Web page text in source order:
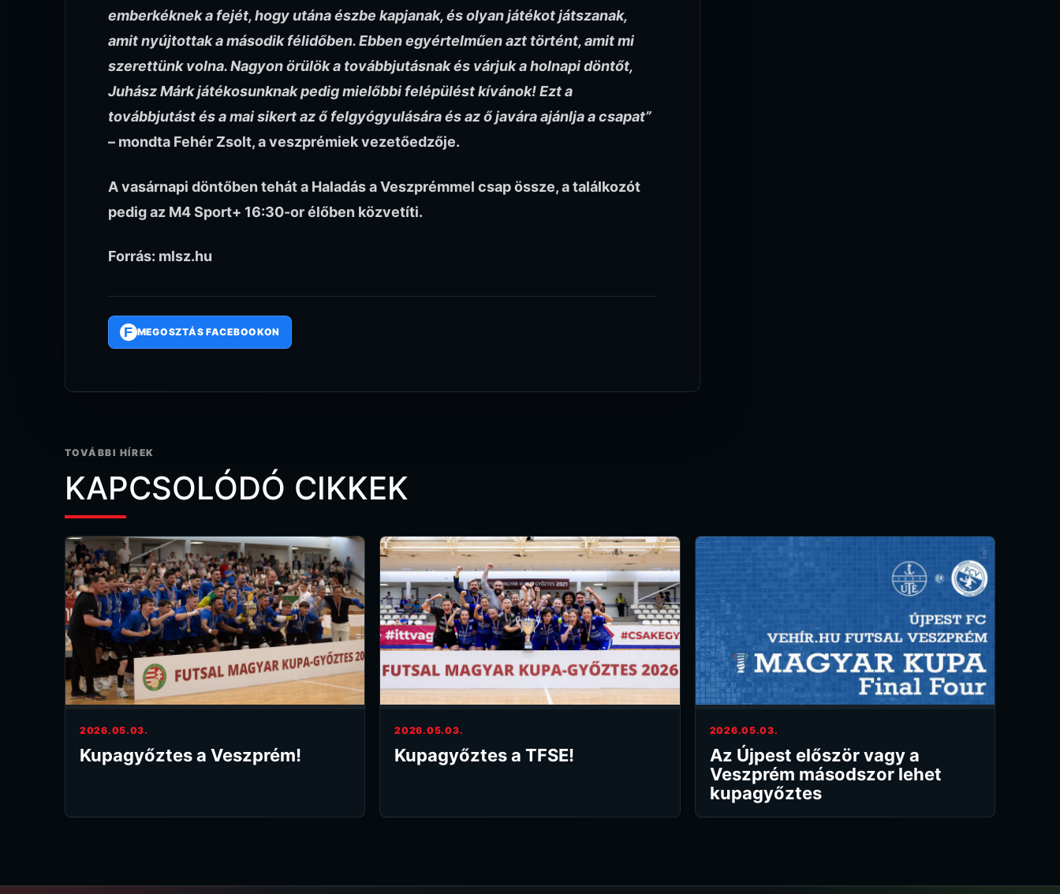
emberkéknek a fejét, hogy utána észbe kapjanak, és olyan játékot játszanak,
amit nyújtottak a második félidőben. Ebben egyértelműen azt történt, amit mi
szerettünk volna. Nagyon örülök a továbbjutásnak és várjuk a holnapi döntőt,
Juhász Márk játékosunknak pedig mielőbbi felépülést kívánok! Ezt a
továbbjutást és a mai sikert az ő felgyógyulására és az ő javára ajánlja a csapat”
– mondta Fehér Zsolt, a veszprémiek vezetőedzője.
A vasárnapi döntőben tehát a Haladás a Veszprémmel csap össze, a találkozót
pedig az M4 Sport+ 16:30-or élőben közvetíti.
Forrás: mlsz.hu
F MEGOSZTÁS FACEBOOKON
TOVÁBBI HÍREK
KAPCSOLÓDÓ CIKKEK
2026.05.03.
Kupagyőztes a Veszprém!
2026.05.03.
Kupagyőztes a TFSE!
2026.05.03.
Az Újpest először vagy a
Veszprém másodszor lehet
kupagyőztes